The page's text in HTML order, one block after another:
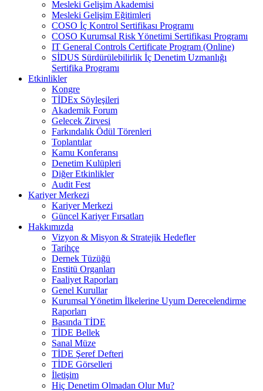
Mesleki Gelişim Akademisi
Mesleki Gelişim Eğitimleri
COSO İç Kontrol Sertifikası Programı
COSO Kurumsal Risk Yönetimi Sertifikası Programı
IT General Controls Certificate Program (Online)
SİDUS Sürdürülebilirlik İç Denetim Uzmanlığı
Sertifika Programı
Etkinlikler
Kongre
TİDEx Söyleşileri
Akademik Forum
Gelecek Zirvesi
Farkındalık Ödül Törenleri
Toplantılar
Kamu Konferansı
Denetim Kulüpleri
Diğer Etkinlikler
Audit Fest
Kariyer Merkezi
Kariyer Merkezi
Güncel Kariyer Fırsatları
Hakkımızda
Vizyon & Misyon & Stratejik Hedefler
Tarihçe
Dernek Tüzüğü
Enstitü Organları
Faaliyet Raporları
Genel Kurullar
Kurumsal Yönetim İlkelerine Uyum Derecelendirme
Raporları
Basında TİDE
TİDE Bellek
Sanal Müze
TİDE Şeref Defteri
TİDE Görselleri
İletişim
Hiç Denetim Olmadan Olur Mu?